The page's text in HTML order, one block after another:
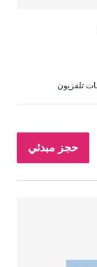
تلفزيون
حجز مبدئي